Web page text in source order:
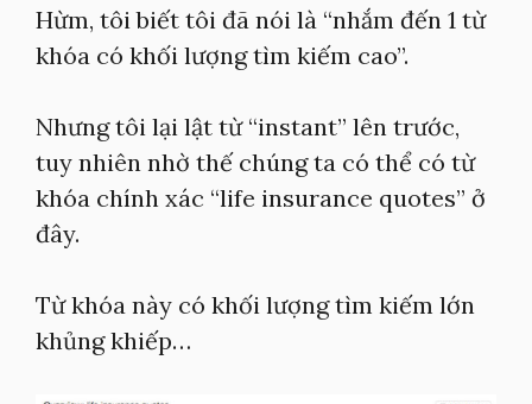
Hừm, tôi biết tôi đã nói là “nhắm đến 1 từ
khóa có khối lượng tìm kiếm cao”.
Nhưng tôi lại lật từ “instant” lên trước,
tuy nhiên nhờ thế chúng ta có thể có từ
khóa chính xác “life insurance quotes” ở
đây.
Từ khóa này có khối lượng tìm kiếm lớn
khủng khiếp…